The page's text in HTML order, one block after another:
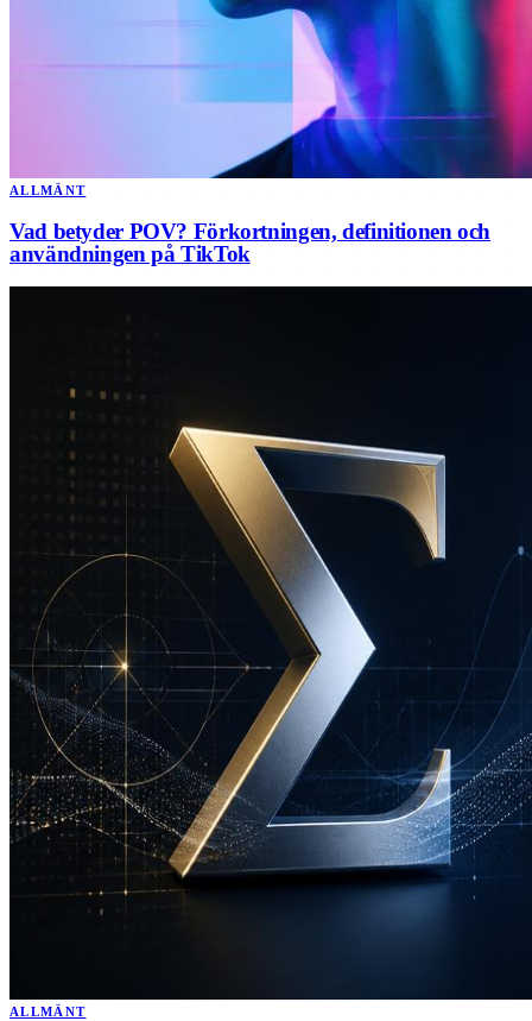
ALLMÄNT
Vad betyder POV? Förkortningen, definitionen och
användningen på TikTok
ALLMÄNT